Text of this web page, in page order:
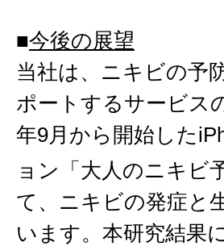
■今後の展望
当社は、ニキビの予
ポートするサービス
年9月から開始した
ョン「大人のニキビ
て、ニキビの発症と
います。本研究結果